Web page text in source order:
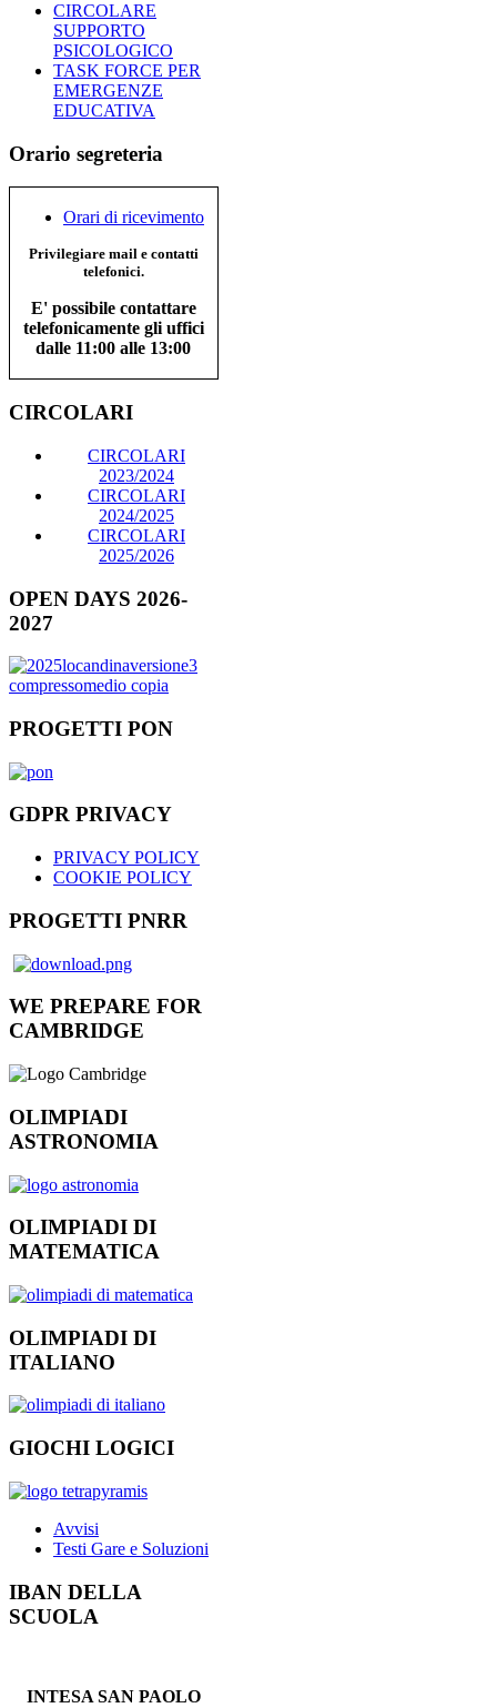
CIRCOLARE
SUPPORTO
PSICOLOGICO
TASK FORCE PER
EMERGENZE
EDUCATIVA
Orario segreteria
Orari di ricevimento
Privilegiare mail e contatti
telefonici.
E' possibile contattare
telefonicamente gli uffici
dalle 11:00 alle 13:00
CIRCOLARI
CIRCOLARI
2023/2024
CIRCOLARI
2024/2025
CIRCOLARI
2025/2026
OPEN DAYS 2026-
2027
PROGETTI PON
GDPR PRIVACY
PRIVACY POLICY
COOKIE POLICY
PROGETTI PNRR
WE PREPARE FOR
CAMBRIDGE
OLIMPIADI
ASTRONOMIA
OLIMPIADI DI
MATEMATICA
OLIMPIADI DI
ITALIANO
GIOCHI LOGICI
Avvisi
Testi Gare e Soluzioni
IBAN DELLA
SCUOLA
INTESA SAN PAOLO